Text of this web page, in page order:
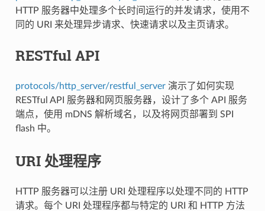
HTTP 服务器中处理多个长时间运行的并发请求，使用不
同的 URI 来处理异步请求、快速请求以及主页请求。
RESTful API
protocols/http_server/restful_server演示了如何实现
RESTful API 服务器和网页服务器，设计了多个 API 服务
端点，使用 mDNS 解析域名，以及将网页部署到 SPI
flash 中。
URI 处理程序
HTTP 服务器可以注册 URI 处理程序以处理不同的 HTTP
请求。每个 URI 处理程序都与特定的 URI 和 HTTP 方法